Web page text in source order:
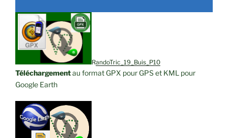
RandoTric_19_Buis_P10
Téléchargementau format GPX pour GPS et KML pour
Google Earth